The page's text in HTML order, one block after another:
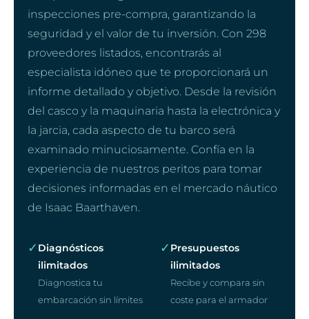
inspecciones pre-compra, garantizando la
seguridad y el valor de tu inversión. Con 298
proveedores listados, encontrarás al
especialista idóneo que te proporcionará un
informe detallado y objetivo. Desde la revisión
del casco y la maquinaria hasta la electrónica y
la jarcia, cada aspecto de tu barco será
examinado minuciosamente. Confía en la
experiencia de nuestros peritos para tomar
decisiones informadas en el mercado náutico
de Isaac Baarthaven.
✓ Diagnósticos
ilimitados
Diagnostica tu
embarcación sin límites
✓ Presupuestos
ilimitados
Recibe y compara sin
coste para el armador